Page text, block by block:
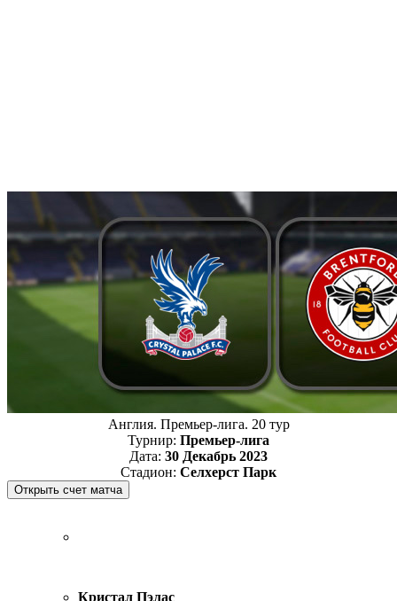
Англия. Премьер-лига. 20 тур
Турнир: Премьер-лига
Дата: 30 Декабрь 2023
Стадион: Селхерст Парк
Кристал Пэлас